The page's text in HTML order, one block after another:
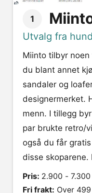
1
Utvalg fra
Miinto tilbyr
du blant annet
sandaler og
designermerket.
menn. I tillegg
par brukte retro/
også du får
disse
Pris: 2.900 -
Fri frakt: Over